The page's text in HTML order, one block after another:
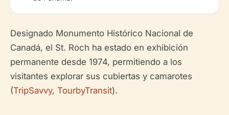
Designado Monumento Histórico Nacional de
Canadá, el St. Roch ha estado en exhibición
permanente desde 1974, permitiendo a los
visitantes explorar sus cubiertas y camarotes
(TripSavvy, TourbyTransit).